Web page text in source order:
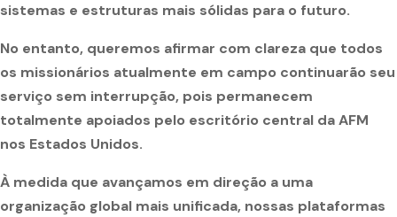
sistemas e estruturas mais sólidas para o futuro.
No entanto, queremos afirmar com clareza que todos
os missionários atualmente em campo continuarão seu
serviço sem interrupção, pois permanecem
totalmente apoiados pelo escritório central da AFM
nos Estados Unidos.
À medida que avançamos em direção a uma
organização global mais unificada, nossas plataformas